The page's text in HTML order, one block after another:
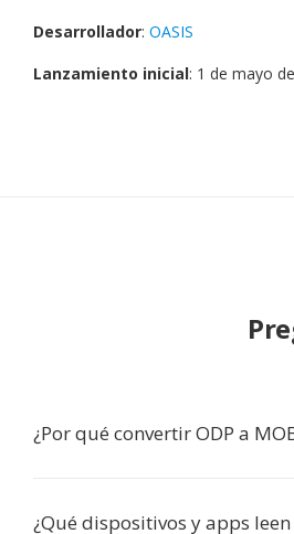
Desarrollador: OASIS
Lanzamiento inicial: 1 de mayo
¿Por qué convertir ODP a
¿Qué dispositivos y apps